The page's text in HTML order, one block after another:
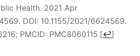
Health. 2021 Apr
DOI: 10.1155/2021/6624569.
PMCID: PMC8060115.[↩]